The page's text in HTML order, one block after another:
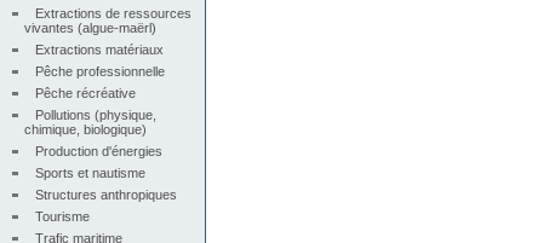
Extractions de ressources
vivantes (algue-maërl)
Extractions matériaux
Pêche professionnelle
Pêche récréative
Pollutions (physique,
chimique, biologique)
Production d'énergies
Sports et nautisme
Structures anthropiques
Tourisme
Trafic maritime